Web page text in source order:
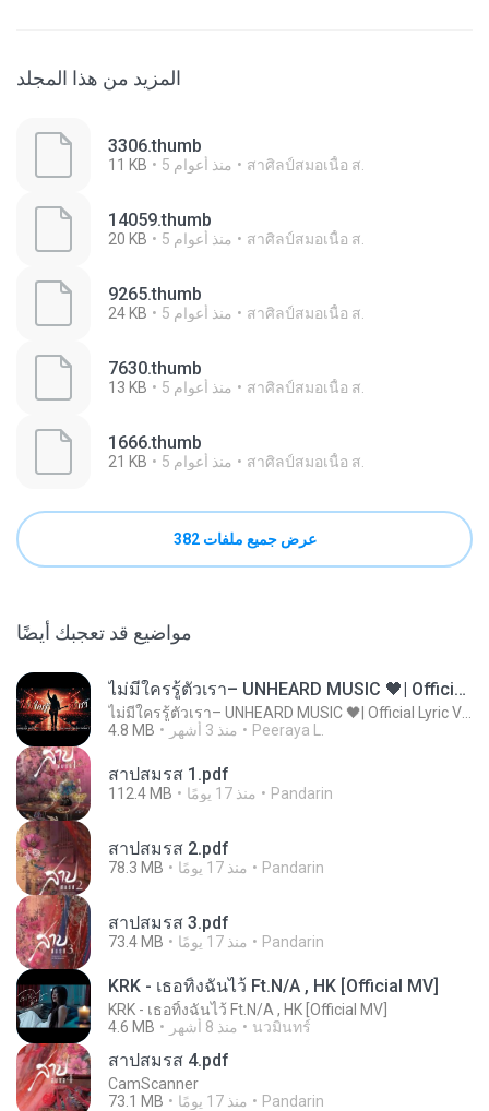
المزيد من هذا المجلد
3306.thumb
11 KB 5 منذ أعوام สาศิลป์สมอเนื้อ ส.
14059.thumb
20 KB 5 منذ أعوام สาศิลป์สมอเนื้อ ส.
9265.thumb
24 KB 5 منذ أعوام สาศิลป์สมอเนื้อ ส.
7630.thumb
13 KB 5 منذ أعوام สาศิลป์สมอเนื้อ ส.
1666.thumb
21 KB 5 منذ أعوام สาศิลป์สมอเนื้อ ส.
عرض جميع ملفات 382
مواضيع قد تعجبك أيضًا
ไม่มีใครรู้ตัวเรา– UNHEARD MUSIC 🖤| Official Lyric Video | เพลงสู้ชีวิต
4.8 MB
منذ 3 أشهر Peeraya L.
สาปสมรส 1.pdf
112.4 MB منذ 17 يومًا Pandarin
สาปสมรส 2.pdf
78.3 MB منذ 17 يومًا Pandarin
สาปสมรส 3.pdf
73.4 MB منذ 17 يومًا Pandarin
KRK - เธอทิ้งฉันไว้ Ft.N/A , HK [Official MV]
KRK - เธอทิ้งฉันไว้ Ft.N/A , HK [Official MV]
4.6 MB
منذ 8 أشهر นวมินทร์
สาปสมรส 4.pdf
CamScanner
73.1 MB
منذ 17 يومًا Pandarin